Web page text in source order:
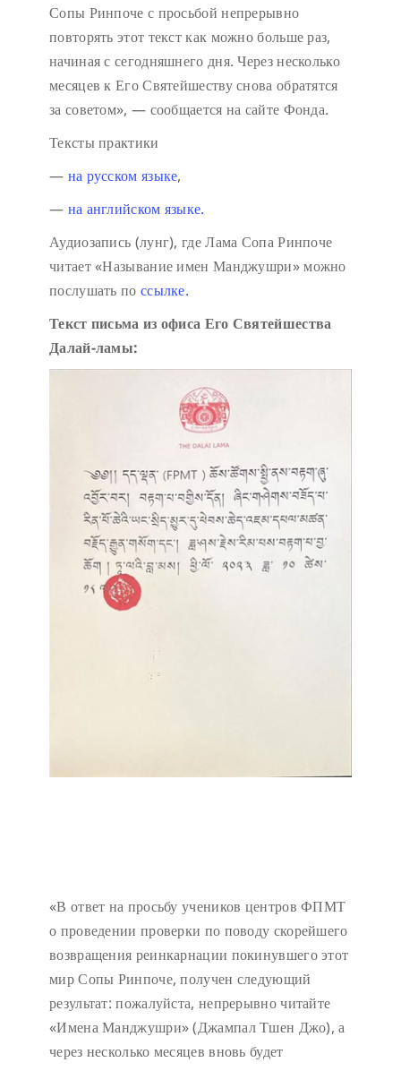
Сопы Ринпоче с просьбой непрерывно
повторять этот текст как можно больше раз,
начиная с сегодняшнего дня. Через несколько
месяцев к Его Святейшеству снова обратятся
за советом», — сообщается на сайте Фонда.
Тексты практики
— на русском языке,
— на английском языке.
Аудиозапись (лунг), где Лама Сопа Ринпоче
читает «Называние имен Манджушри» можно
послушать по ссылке.
Текст письма из офиса Его Святейшества
Далай-ламы:
«В ответ на просьбу учеников центров ФПМТ
о проведении проверки по поводу скорейшего
возвращения реинкарнации покинувшего этот
мир Сопы Ринпоче, получен следующий
результат: пожалуйста, непрерывно читайте
«Имена Манджушри» (Джампал Тшен Джо), а
через несколько месяцев вновь будет